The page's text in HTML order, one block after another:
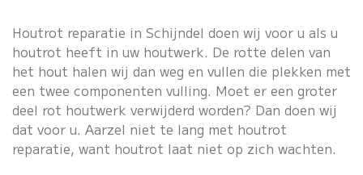
Houtrot reparatie in Schijndel doen wij voor u als u
houtrot heeft in uw houtwerk. De rotte delen van
het hout halen wij dan weg en vullen die plekken met
een twee componenten vulling. Moet er een groter
deel rot houtwerk verwijderd worden? Dan doen wij
dat voor u. Aarzel niet te lang met houtrot
reparatie, want houtrot laat niet op zich wachten.